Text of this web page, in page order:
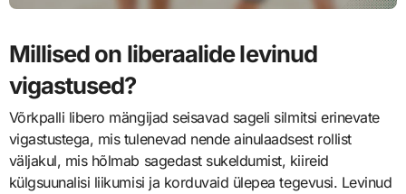
Millised on liberaalide levinud
vigastused?
Võrkpalli libero mängijad seisavad sageli silmitsi erinevate
vigastustega, mis tulenevad nende ainulaadsest rollist
väljakul, mis hõlmab sagedast sukeldumist, kiireid
külgsuunalisi liikumisi ja korduvaid ülepea tegevusi. Levinud